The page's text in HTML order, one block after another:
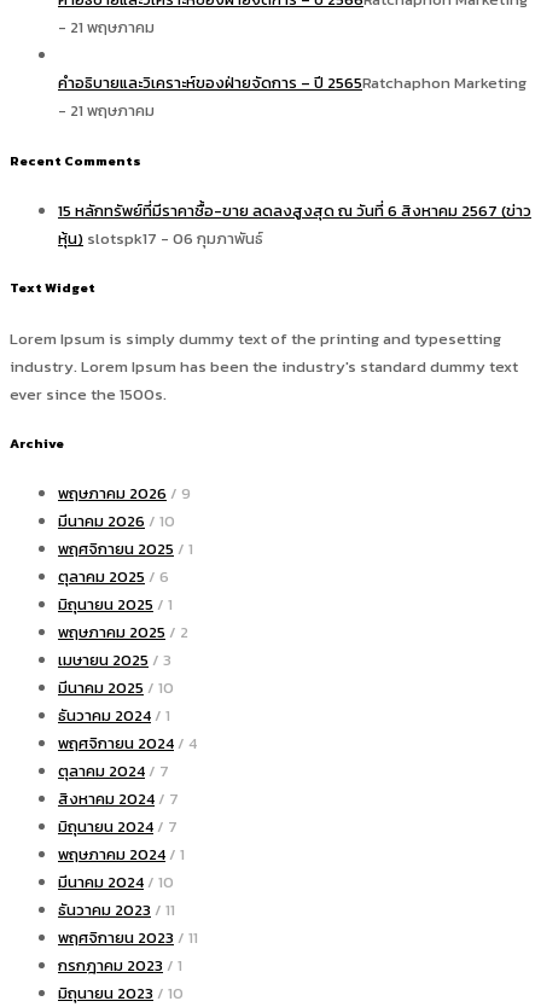
- 21 พฤษภาคม
คำอธิบายและวิเคราะห์ของฝ่ายจัดการ – ปี 2565Ratchaphon Marketing
- 21 พฤษภาคม
Recent Comments
15 หลักทรัพย์ที่มีราคาซื้อ-ขาย ลดลงสูงสุด ณ วันที่ 6 สิงหาคม 2567 (ข่าว
หุ้น) slotspk17 - 06 กุมภาพันธ์
Text Widget
Lorem Ipsum is simply dummy text of the printing and typesetting
industry. Lorem Ipsum has been the industry's standard dummy text
ever since the 1500s.
Archive
พฤษภาคม 2026 / 9
มีนาคม 2026 / 10
พฤศจิกายน 2025 / 1
ตุลาคม 2025 / 6
มิถุนายน 2025 / 1
พฤษภาคม 2025 / 2
เมษายน 2025 / 3
มีนาคม 2025 / 10
ธันวาคม 2024 / 1
พฤศจิกายน 2024 / 4
ตุลาคม 2024 / 7
สิงหาคม 2024 / 7
มิถุนายน 2024 / 7
พฤษภาคม 2024 / 1
มีนาคม 2024 / 10
ธันวาคม 2023 / 11
พฤศจิกายน 2023 / 11
กรกฎาคม 2023 / 1
มิถุนายน 2023 / 10